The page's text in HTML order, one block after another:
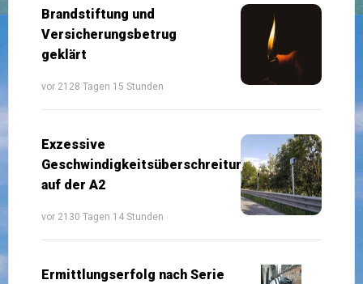
Brandstiftung und
Versicherungsbetrug
geklärt
vor 2128 Tagen 15 Stunden
Exzessive
Geschwindigkeitsüberschreitungen
auf der A2
vor 2130 Tagen 14 Stunden
Ermittlungserfolg nach Serie